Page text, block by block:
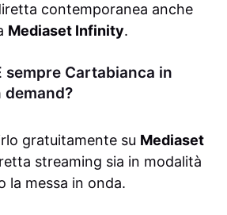
contemporanea anche
Mediaset Infinity.
sempre Cartabianca in
demand?
gratuitamente su Mediaset
streaming sia in modalità
la messa in onda.